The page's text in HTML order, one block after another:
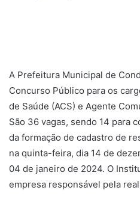
A Prefeitura Municipal de
Concurso Público para os
de Saúde (ACS) e Agente
São 36 vagas, sendo 14 para
da formação de cadastro de
na quinta-feira, dia 14 de
04 de janeiro de 2024. O
empresa responsável pela